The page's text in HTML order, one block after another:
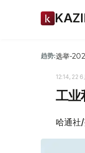
趋势:选举-
12:14, 22
工业
哈通社